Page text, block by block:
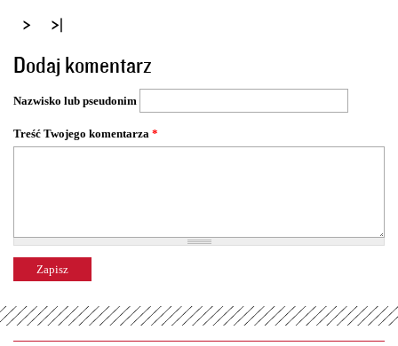
o
n
y
Dodaj komentarz
Nazwisko lub pseudonim
Treść Twojego komentarza *